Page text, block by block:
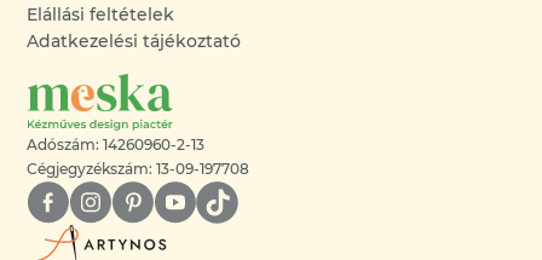
Elállási feltételek
Adatkezelési tájékoztató
Adószám: 14260960-2-13
Cégjegyzékszám: 13-09-197708